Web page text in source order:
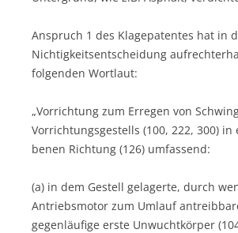
Anspruch 1 des Klagepatentes hat in
Nichtig­keitsentscheidung
folgenden Wortlaut:
„Vorrichtung zum Erregen von
Vor­rich­tungsgestells (100, 222, 300)
benen Rich­tung (126) umfassend:
(a) in dem Gestell gelagerte, durch
Antriebsmotor zum Umlauf
gegenläufige erste Unwuchtkörper